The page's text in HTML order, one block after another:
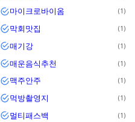
마이크로바이옴 1
막회맛집 1
매기강 1
매운음식추천 1
맥주안주 1
먹방촬영지 1
멀티패스백 1